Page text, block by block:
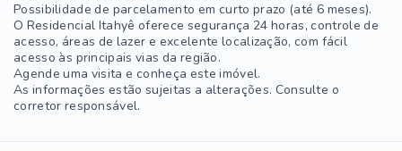
Possibilidade de parcelamento em curto prazo (até 6 meses).
O Residencial Itahyê oferece segurança 24 horas, controle de
acesso, áreas de lazer e excelente localização, com fácil
acesso às principais vias da região.
Agende uma visita e conheça este imóvel.
As informações estão sujeitas a alterações. Consulte o
corretor responsável.